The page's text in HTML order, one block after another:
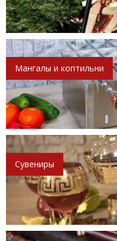
Мангалы и коптильни
Сувениры